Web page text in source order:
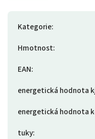
Kategorie:
Hmotnost:
EAN:
energetická hodnota
energetická hodnota
tuky: